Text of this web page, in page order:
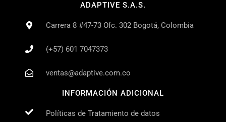
ADAPTIVE S.A.S.
Carrera 8 #47-73 Ofc. 302 Bogotá, Colombia
(+57) 601 7047373
ventas@adaptive.com.co
INFORMACIÓN ADICIONAL
Políticas de Tratamiento de datos